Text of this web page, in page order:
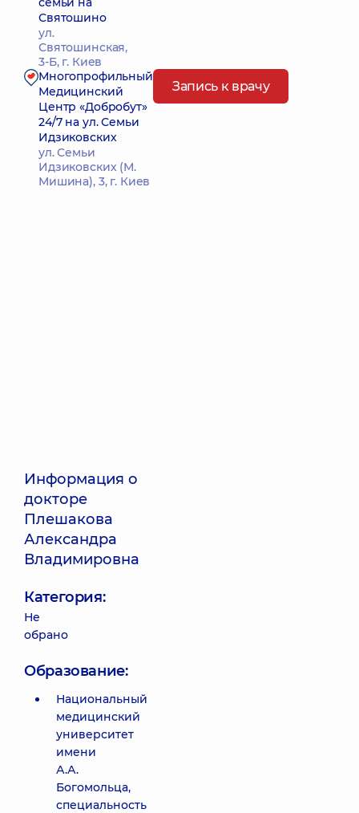
Святошино
ул.
Святошинская,
3-Б, г. Киев
Многопрофильный
Медицинский
Центр «Добробут»
24/7 на ул. Семьи
Идзиковских
ул. Семьи
Идзиковских (М.
Мишина), 3, г. Киев
Запись к врачу
Информация о
докторе
Плешакова
Александра
Владимировна
Категория:
Не
обрано
Образование:
Национальный
медицинский
университет
имени
А.А.
Богомольца,
специальность